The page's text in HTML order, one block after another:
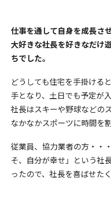
仕事を通して自身を成長さ
大好きな社長を好きなだけ
ちでした。
どうしても住宅を手掛ける
手となり、土日でも予定が
社長はスキーや野球などの
なかなかスポーツに時間を
従業員、協力業者の方・・
そ、自分が幸せ」という社
ったので、社長を喜ばせたく